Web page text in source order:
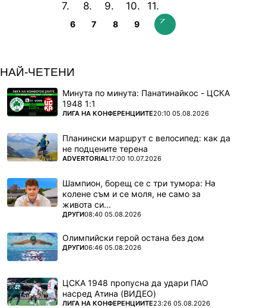
6 7 8 9
НАЙ-ЧЕТЕНИ
Минута по минута: Панатинайкос - ЦСКА
1948 1:1
ПОВЕЧЕ ОТ
ЛИГА НА КОНФЕРЕНЦИИТЕ20:10 05.08.2026
Планински маршрут с велосипед: как да
не подцените терена
ПОВЕЧЕ ОТ
ADVERTORIAL17:00 10.07.2026
Шампион, борещ се с три тумора: На
колене съм и се моля, не само за
живота си...
ПОВЕЧЕ ОТ
ДРУГИ08:40 05.08.2026
Олимпийски герой остана без дом
ПОВЕЧЕ ОТ
ДРУГИ06:46 05.08.2026
ЦСКА 1948 пропусна да удари ПАО
насред Атина (ВИДЕО)
ПОВЕЧЕ ОТ
ЛИГА НА КОНФЕРЕНЦИИТЕ23:26 05.08.2026